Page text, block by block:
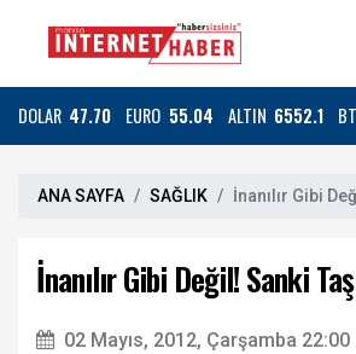
DOLAR 47.70 EURO 55.04 ALTIN 6552.1
ANA SAYFA SAĞLIK İnanılır Gibi
İnanılır Gibi Değil! Sanki
02 Mayıs, 2012, Çarşamba 22:00